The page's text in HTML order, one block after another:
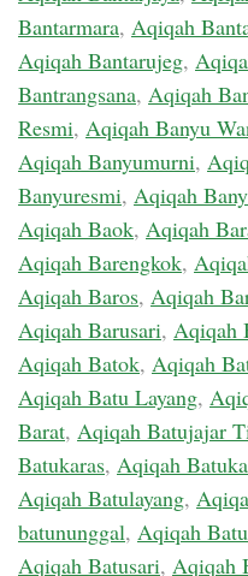
Bantarmara, Aqiqah
Aqiqah Bantarujeg,
Bantrangsana, Aqiqah
Resmi, Aqiqah Banyu
Aqiqah Banyumurni,
Banyuresmi, Aqiqah
Aqiqah Baok, Aqiqah
Aqiqah Barengkok,
Aqiqah Baros, Aqiqah
Aqiqah Barusari, Aqiqah
Aqiqah Batok, Aqiqah
Aqiqah Batu Layang,
Barat, Aqiqah Batujajar
Batukaras, Aqiqah
Aqiqah Batulayang,
batununggal, Aqiqah
Aqiqah Batusari, Aqiqah